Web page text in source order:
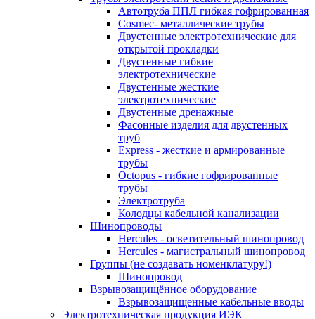
Автотруба ППЛ гибкая гофрированная
Cosmec- металлические трубы
Двустенные электротехнические для
открытой прокладки
Двустенные гибкие
электротехнические
Двустенные жесткие
электротехнические
Двустенные дренажные
Фасонные изделия для двустенных
труб
Express - жесткие и армированные
трубы
Octopus - гибкие гофрированные
трубы
Электротруба
Колодцы кабельной канализации
Шинопроводы
Hercules - осветительный шинопровод
Hercules - магистральный шинопровод
Группы (не создавать номенклатуру!)
Шинопровод
Взрывозащищённое оборудование
Взрывозащищенные кабельные вводы
Электротехническая продукция ИЭК